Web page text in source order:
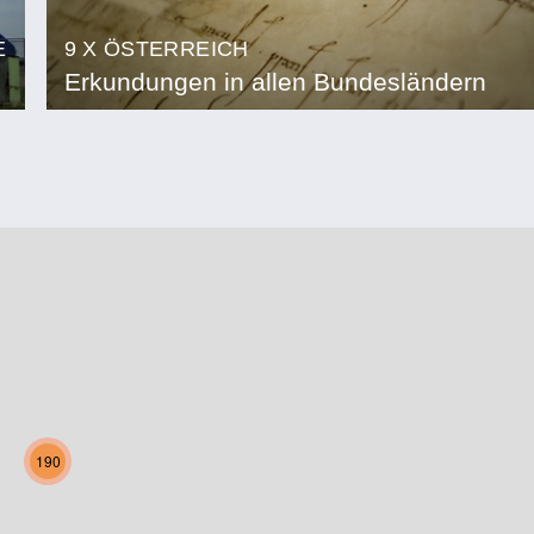
9 X ÖSTERREICH
Erkundungen in allen Bundesländern
190